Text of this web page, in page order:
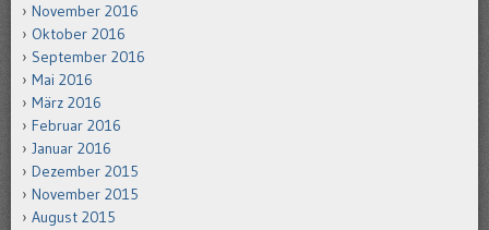
November 2016
Oktober 2016
September 2016
Mai 2016
März 2016
Februar 2016
Januar 2016
Dezember 2015
November 2015
August 2015